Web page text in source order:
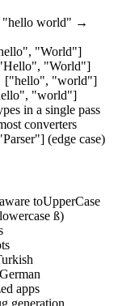
"hello world" →
"World"]
"World"]
["hello", "world"]
"world"]
in a single pass
converters
(edge case)
toUpperCase
ß)
apps